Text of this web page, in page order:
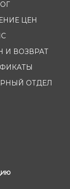
ЦЕН
И ВОЗВРАТ
ОТДЕЛ